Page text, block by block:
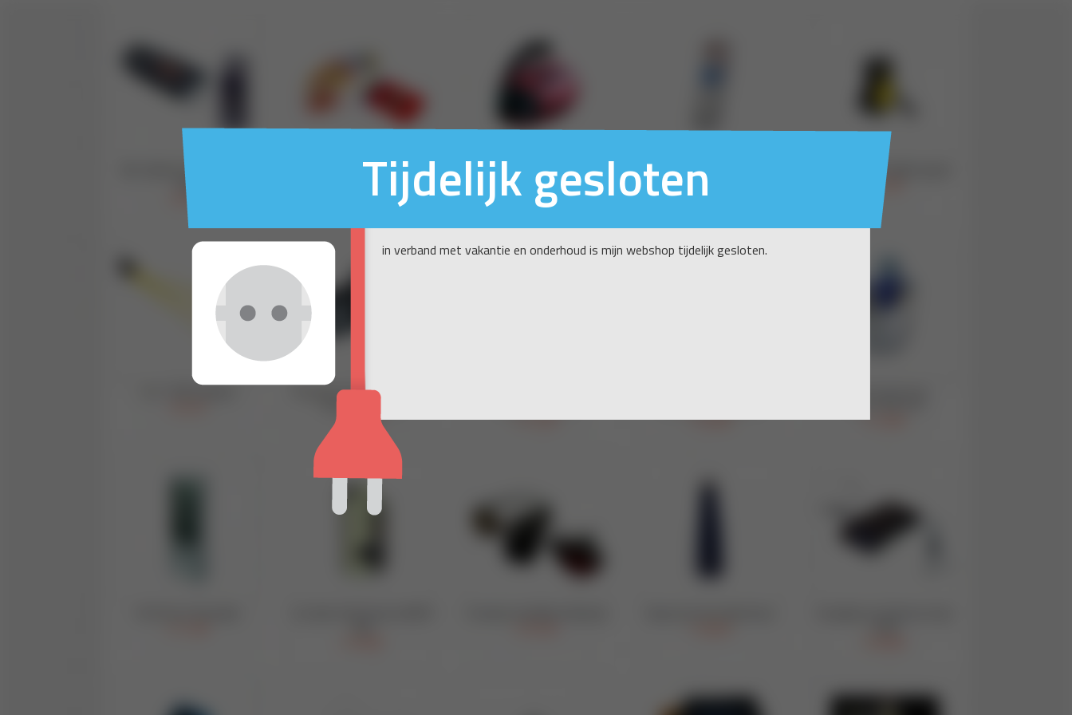
Tijdelijk gesloten
in verband met vakantie en onderhoud is mijn webshop tijdelijk gesloten.